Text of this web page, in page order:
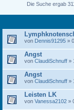
Die Suche ergab
von Dennis91295 »
Angst
von ClaudiSchnuff »
Angst
von ClaudiSchnuff »
Leisten LK
von Vanessa2102 »